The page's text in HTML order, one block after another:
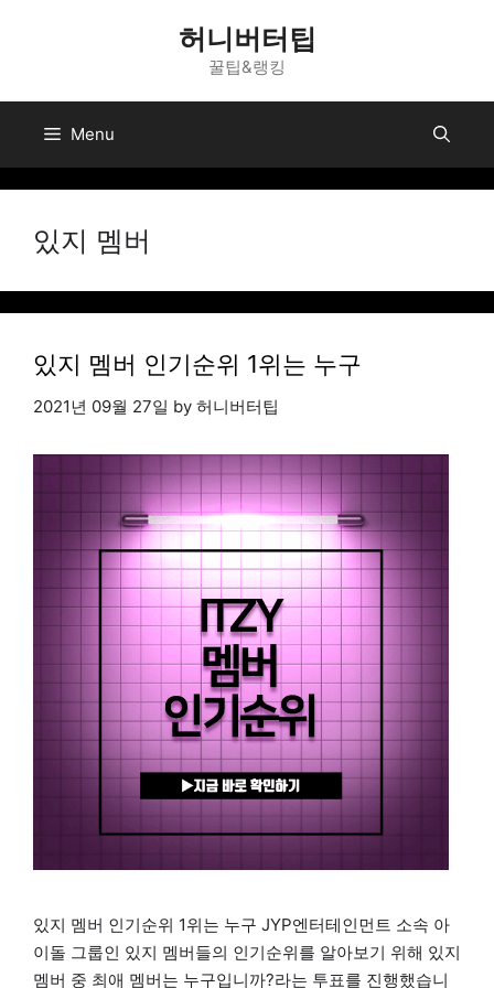
허니버터팁
꿀팁&랭킹
Menu
있지 멤버
있지 멤버 인기순위 1위는 누구
2021년 09월 27일 by 허니버터팁
있지 멤버 인기순위 1위는 누구 JYP엔터테인먼트 소속 아
이돌 그룹인 있지 멤버들의 인기순위를 알아보기 위해 있지
멤버 중 최애 멤버는 누구입니까?라는 투표를 진행했습니